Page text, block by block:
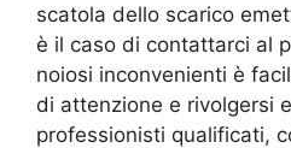
scatola dello scarico
è il caso di contattarci al
noiosi inconvenienti è
di attenzione e rivolgersi
professionisti qualificati,